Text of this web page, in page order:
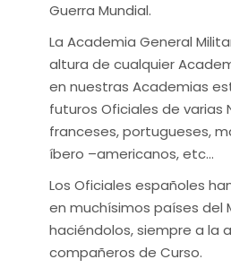
Guerra Mundial.
La Academia General
altura de cualquier
en nuestras Academias
futuros Oficiales de varias
franceses, portugueses,
íbero –americanos, etc...
Los Oficiales españoles
en muchísimos países del
haciéndolos, siempre a la
compañeros de Curso.